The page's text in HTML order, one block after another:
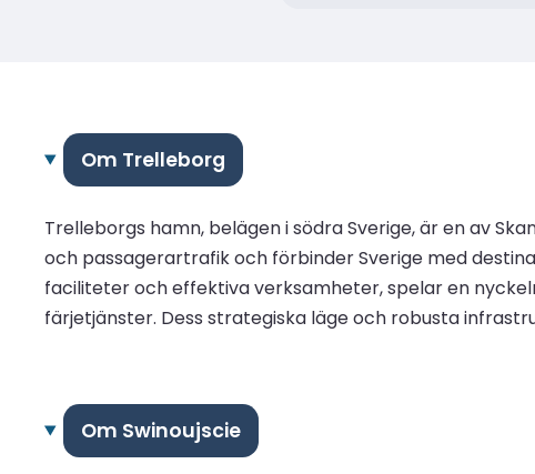
Om Trelleborg
Trelleborgs hamn, belägen i södra Sverige, är en av
och passagerartrafik och förbinder Sverige med
faciliteter och effektiva verksamheter, spelar en
färjetjänster. Dess strategiska läge och robusta
Om Swinoujscie